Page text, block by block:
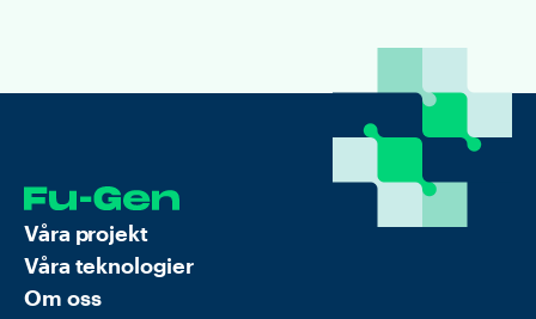
Våra projekt
Våra teknologier
Om oss